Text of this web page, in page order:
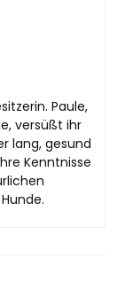
Paule,
versüßt ihr
lang, gesund
Kenntnisse